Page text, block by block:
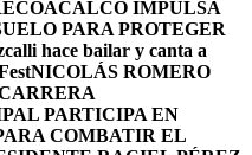
COACALCO IMPULSA
PARA PROTEGER
hace bailar y canta a
NICOLÁS ROMERO
PARTICIPA EN
COMBATIR EL